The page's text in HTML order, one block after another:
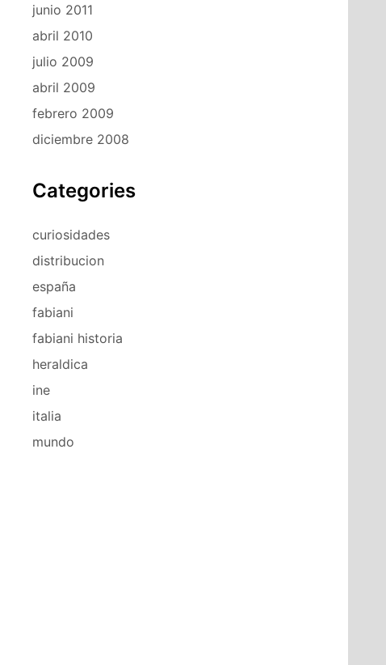
junio 2011
abril 2010
julio 2009
abril 2009
febrero 2009
diciembre 2008
Categories
curiosidades
distribucion
españa
fabiani
fabiani historia
heraldica
ine
italia
mundo